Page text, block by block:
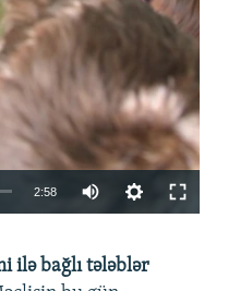
2:58
360p
ilə bağlı tələblər